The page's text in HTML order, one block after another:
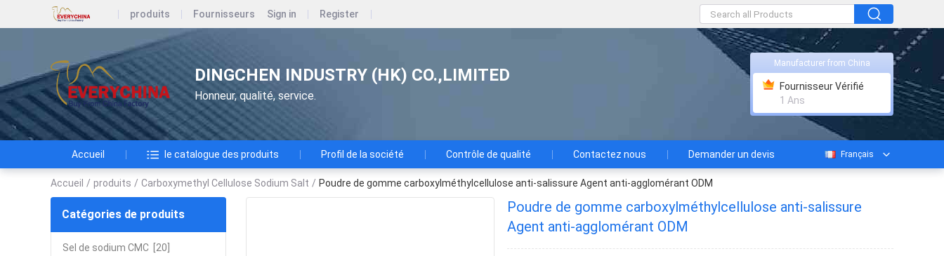
produits Fournisseurs Sign in Register
DINGCHEN INDUSTRY (HK) CO.,LIMITED
Honneur, qualité, service.
Manufacturer from China
Fournisseur Vérifié
1 Ans
Accueil le catalogue des produits Profil de la société Contrôle de qualité Contactez nous Demander un devis Français
Accueil / produits / Carboxymethyl Cellulose Sodium Salt / Poudre de gomme carboxylméthylcellulose anti-salissure Agent anti-agglomérant ODM
Catégories de produits
Sel de sodium CMC [20]
Poudre de gomme carboxylméthylcellulose anti-salissure
Agent anti-agglomérant ODM